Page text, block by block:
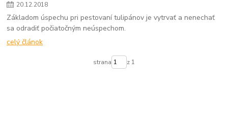
20.12.2018
Základom úspechu pri pestovaní tulipánov je vytrvať a nenechať
sa odradiť počiatočným neúspechom.
celý článok
strana z 1